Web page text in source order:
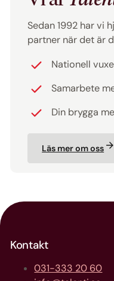
Sedan 1992 har vi
partner när det är
Nationell
Samarbete
Din brygga
Läs mer om oss
Kontakt
031-333 20 60